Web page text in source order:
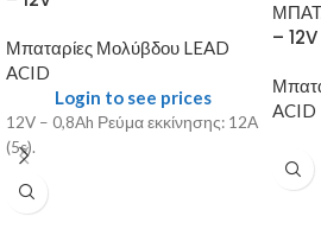
Μπαταρίες Μολύβδου LEAD
ACID
Login to see prices
12V – 0,8Ah Ρεύμα εκκίνησης: 12Α
(5s).
– 12V
ACID